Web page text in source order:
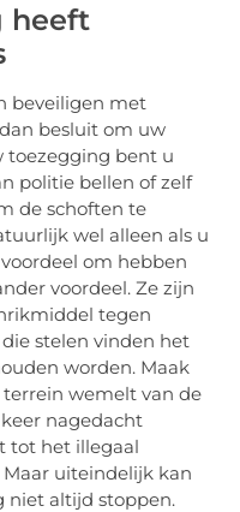
heeft
beveiligen met
besluit om uw
toezegging bent u
politie bellen of zelf
de schoften te
wel alleen als u
om hebben
voordeel. Ze zijn
tegen
stelen vinden het
worden. Maak
wemelt van de
nagedacht
tot het illegaal
uiteindelijk kan
niet altijd stoppen.